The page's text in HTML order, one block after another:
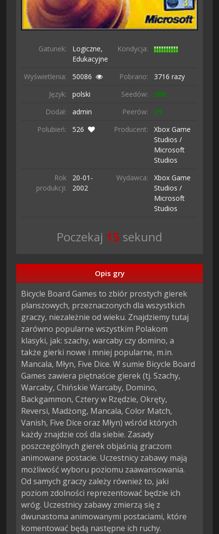
Gatunek:
Logiczne,
Edukacyjne
Kondycja:
Wyświetlenia: 50086 Pobrano:
3716 razy
Język:
polski Seedów:
260
Dodał:
admin Peerów:
39
Polubień:
526 Producent:
Xbox Game
Studios /
Microsoft
Studios
Rok
produkcji:
20-01-
2002
Wydawca:
Xbox Game
Studios /
Microsoft
Studios
Poczekaj 14 sekund
Opis gry
Bicycle Board Games to zbiór prostych gierek
planszowych, przeznaczonych dla wszystkich
graczy, niezależnie od wieku. Znajdziemy tutaj
zarówno popularne wszystkim Polakom
klasyki, jak: szachy, warcaby czy domino, a
także gierki nowe i mniej popularne, m.in.
Mancala, Młyn, Five Dice. W sumie Bicycle Board
Games zawiera piętnaście gierek (tj. Szachy,
Warcaby, Chińskie Warcaby, Domino,
Backgammon, Cztery w Rzędzie, Okręty,
Reversi, Madżong, Mancala, Color Match,
Vanish, Five Dice oraz Młyn) wśród których
każdy znajdzie coś dla siebie. Zasady
poszczególnych gierek objaśnią graczom
animowane postacie. Uczestnicy zabawy mają
możliwość wyboru poziomu zaawansowania.
Od samych graczy zależy również to, jaki
poziom zdolności reprezentować będzie ich
wróg. Uczestnicy zabawy zmierzą się z
dwunastoma animowanymi postaciami, które
komentować będą następne ich ruchy.